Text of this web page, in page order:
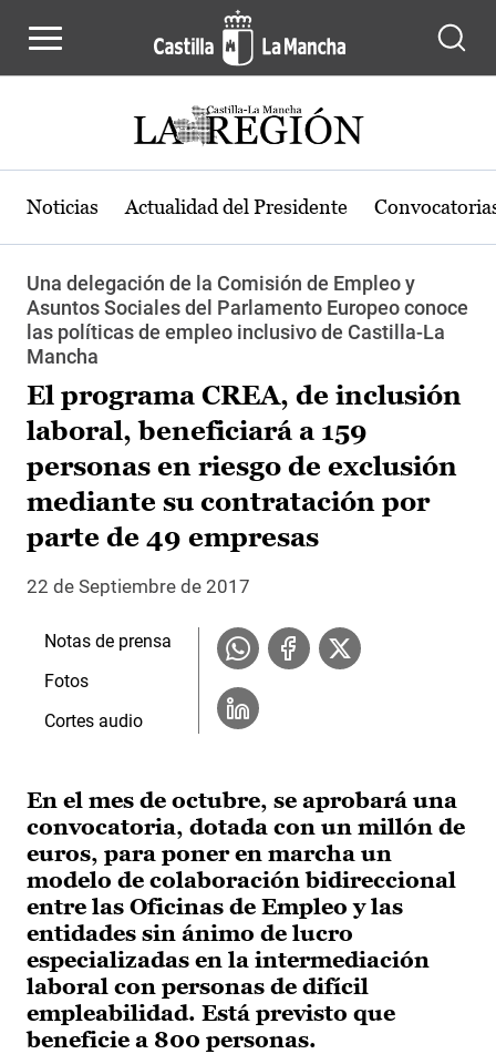
Noticias Actualidad del Presidente
Una delegación de la Comisión de Empleo y
Asuntos Sociales del Parlamento Europeo conoce
las políticas de empleo inclusivo de Castilla-La
Mancha
El programa CREA, de inclusión
laboral, beneficiará a 159
personas en riesgo de exclusión
mediante su contratación por
parte de 49 empresas
22 de Septiembre de 2017
En el mes de octubre, se aprobará una
convocatoria, dotada con un millón de
euros, para poner en marcha un
modelo de colaboración bidireccional
entre las Oficinas de Empleo y las
entidades sin ánimo de lucro
especializadas en la intermediación
laboral con personas de difícil
empleabilidad. Está previsto que
beneficie a 800 personas.
Notas de prensa
Fotos
Cortes audio